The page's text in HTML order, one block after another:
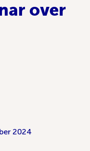
over
2024